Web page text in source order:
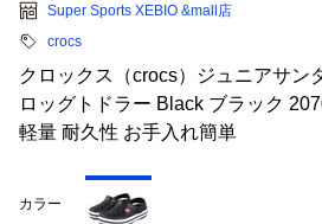
Super Sports XEBIO &mall店
crocs
クロックス（crocs）ジュニアサン
ロッグトドラー Black ブラック
軽量 耐久性 お手入れ簡単
カラー